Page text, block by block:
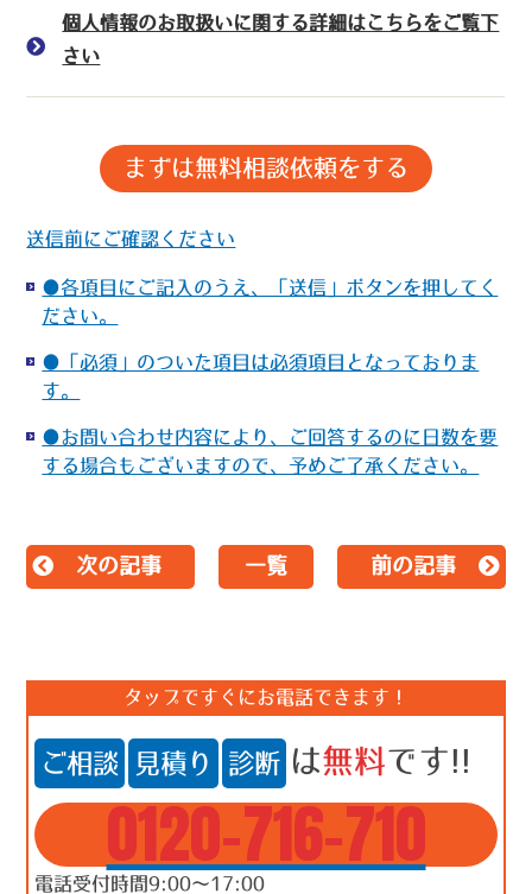
個人情報のお取扱いに関する詳細はこちらをご覧下
さい
送信前にご確認ください
●各項目にご記入のうえ、「送信」ボタンを押してく
ださい。
●「必須」のついた項目は必須項目となっておりま
す。
●お問い合わせ内容により、ご回答するのに日数を要
する場合もございますので、予めご了承ください。
次の記事 一覧 前の記事
タップですぐにお電話できます！
ご相談 見積り 診断 は無料です!!
0120-716-710
電話受付時間9:00～17:00